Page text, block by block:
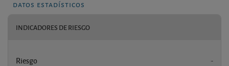
datos estadísticos
INDICADORES DE RIESGO
Riesgo -